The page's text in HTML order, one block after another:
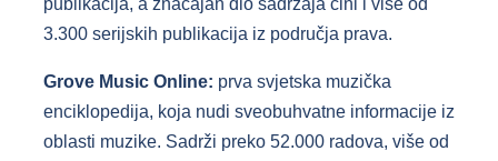
publikacija, a značajan dio sadržaja čini i više od
3.300 serijskih publikacija iz područja prava.
Grove Music Online: prva svjetska muzička
enciklopedija, koja nudi sveobuhvatne informacije iz
oblasti muzike. Sadrži preko 52.000 radova, više od